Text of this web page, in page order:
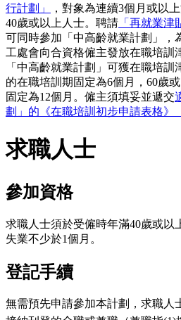
行計劃」
，對象為連續3個月或以
40歲或以上人士。聘請 「再就業津
可同時參加「中高齡就業計劃」，
工處會向合資格僱主發放在職培訓
「中高齡就業計劃」可獲在職培訓
的在職培訓期固定為6個月，60歲
固定為12個月。僱主須填妥並遞交
劃」的《在職培訓初步申請表格》
求職人士
參加資格
求職人士須於受僱時年滿40歲或以
失業不少於1個月。
登記手續
無需預先申請參加本計劃，求職人